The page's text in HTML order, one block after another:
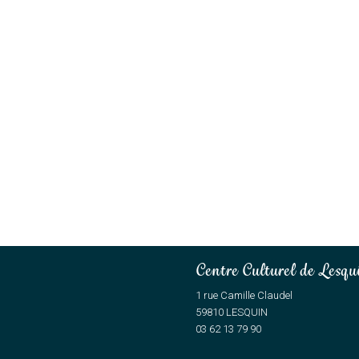
Centre Culturel de
1 rue Camille Claudel
59810 LESQUIN
03 62 13 79 90